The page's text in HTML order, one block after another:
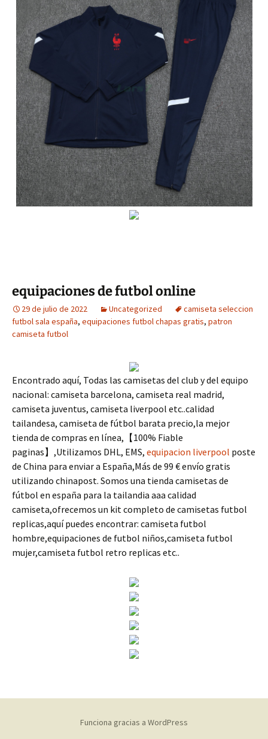
equipaciones de futbol online
29 de julio de 2022 Uncategorized
camiseta seleccion
futbol sala españa, equipaciones futbol chapas gratis, patron
camiseta futbol
Encontrado aquí, Todas las camisetas del club y del equipo
nacional: camiseta barcelona, camiseta real madrid,
camiseta juventus, camiseta liverpool etc..calidad
tailandesa, camiseta de fútbol barata precio,la mejor
tienda de compras en línea,【100% Fiable
paginas】,Utilizamos DHL, EMS, equipacion liverpool poste
de China para enviar a España,Más de 99 € envío gratis
utilizando chinapost. Somos una tienda camisetas de
fútbol en españa para la tailandia aaa calidad
camiseta,ofrecemos un kit completo de camisetas futbol
replicas,aquí puedes encontrar: camiseta futbol
hombre,equipaciones de futbol niños,camiseta futbol
mujer,camiseta futbol retro replicas etc..
Funciona gracias a WordPress